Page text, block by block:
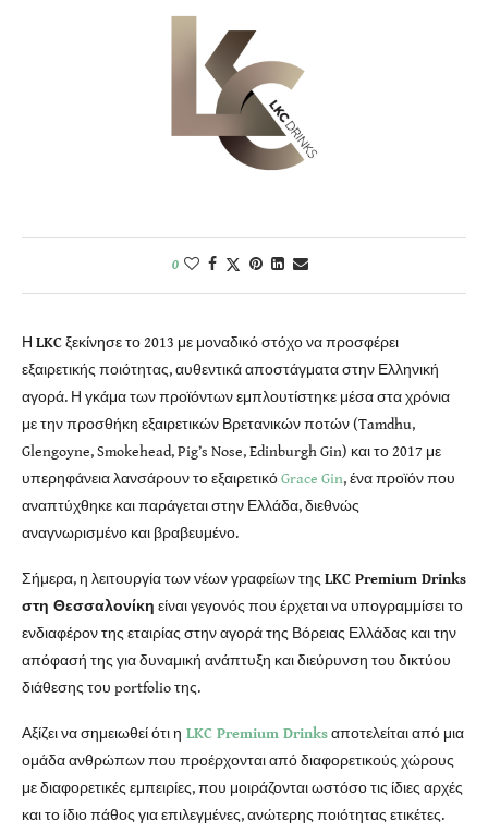
0
Η LKCξεκίνησε το 2013 με μοναδικό στόχο να προσφέρει
εξαιρετικής ποιότητας, αυθεντικά αποστάγματα στην Ελληνική
αγορά. Η γκάμα των προϊόντων εμπλουτίστηκε μέσα στα χρόνια
με την προσθήκη εξαιρετικών Βρετανικών ποτών (Tamdhu,
Glengoyne, Smokehead, Pig’s Nose, Edinburgh Gin) και το 2017 με
υπερηφάνεια λανσάρουν το εξαιρετικόGrace Gin, ένα προϊόν που
αναπτύχθηκε και παράγεται στην Ελλάδα, διεθνώς
αναγνωρισμένο και βραβευμένο.
Σήμερα, η λειτουργία των νέων γραφείων τηςLKC Premium Drinks
στη Θεσσαλονίκη είναι γεγονός που έρχεται να υπογραμμίσει το
ενδιαφέρον της εταιρίας στην αγορά της Βόρειας Ελλάδας και την
απόφασή της για δυναμική ανάπτυξη και διεύρυνση του δικτύου
διάθεσης του portfolio της.
Αξίζει να σημειωθεί ότι η LKC Premium Drinksαποτελείται από μια
ομάδα ανθρώπων που προέρχονται από διαφορετικούς χώρους
με διαφορετικές εμπειρίες, που μοιράζονται ωστόσο τις ίδιες αρχές
και το ίδιο πάθος για επιλεγμένες, ανώτερης ποιότητας ετικέτες.